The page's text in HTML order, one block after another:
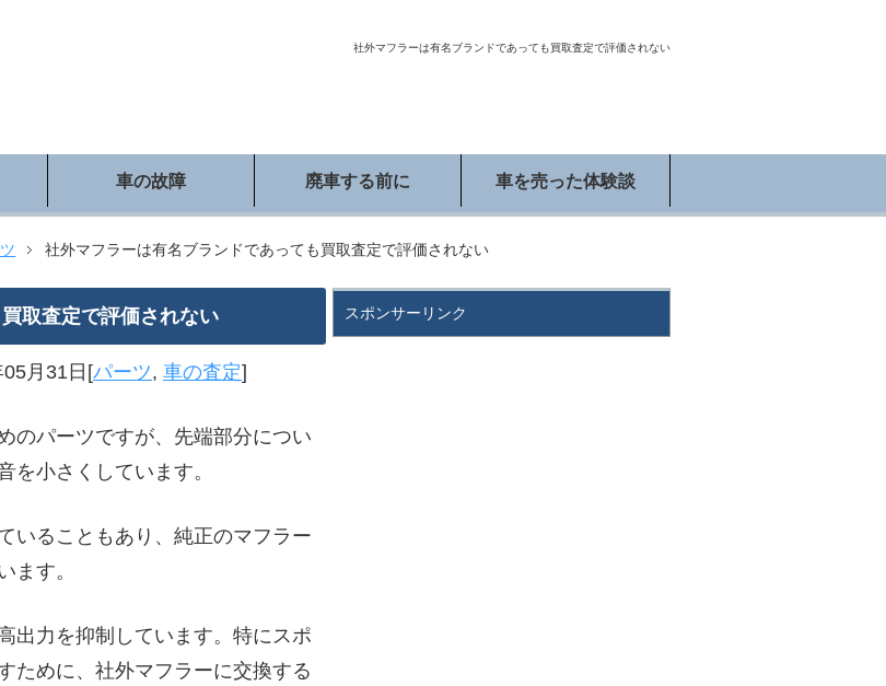
社外マフラーは有名ブランドであっても買取査定で評価されない
車の故障 廃車する前に 車を売った体験談
社外マフラーは有名ブランドであっても買取査定で評価されない
取査定で評価されない
月31日[パーツ, 車の査定]
のパーツですが、先端部分につい
を小さくしています。
いることもあり、純正のマフラー
ます。
出力を抑制しています。特にスポ
ために、社外マフラーに交換する
スポンサーリンク